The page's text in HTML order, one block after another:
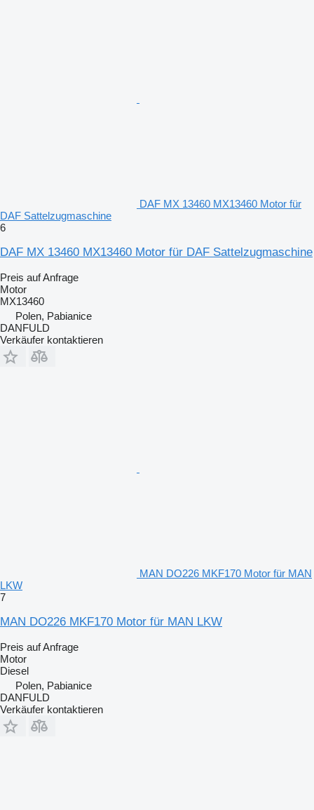
DAF MX 13460 MX13460 Motor für
DAF Sattelzugmaschine
6
DAF MX 13460 MX13460 Motor für DAF Sattelzugmaschine
Preis auf Anfrage
Motor
MX13460
Polen, Pabianice
DANFULD
Verkäufer kontaktieren
MAN DO226 MKF170 Motor für MAN
LKW
7
MAN DO226 MKF170 Motor für MAN LKW
Preis auf Anfrage
Motor
Diesel
Polen, Pabianice
DANFULD
Verkäufer kontaktieren